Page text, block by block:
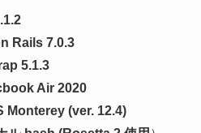
Rails 7.0.3
5.1.3
Air 2020
Monterey (ver. 12.4)